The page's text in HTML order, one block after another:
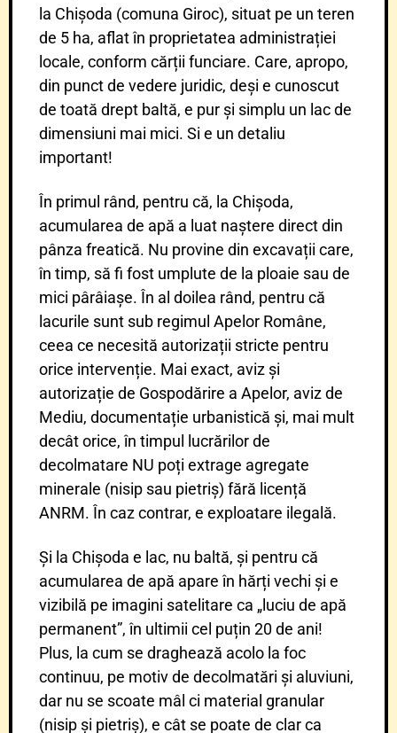
la Chișoda (comuna Giroc), situat pe un teren
de 5 ha, aflat în proprietatea administrației
locale, conform cărții funciare. Care, apropo,
din punct de vedere juridic, deși e cunoscut
de toată drept baltă, e pur și simplu un lac de
dimensiuni mai mici. Si e un detaliu
important!
În primul rând, pentru că, la Chișoda,
acumularea de apă a luat naștere direct din
pânza freatică. Nu provine din excavații care,
în timp, să fi fost umplute de la ploaie sau de
mici pârâiașe. În al doilea rând, pentru că
lacurile sunt sub regimul Apelor Române,
ceea ce necesită autorizații stricte pentru
orice intervenție. Mai exact, aviz și
autorizație de Gospodărire a Apelor, aviz de
Mediu, documentație urbanistică și, mai mult
decât orice, în timpul lucrărilor de
decolmatare NU poți extrage agregate
minerale (nisip sau pietriș) fără licență
ANRM. În caz contrar, e exploatare ilegală.
Și la Chișoda e lac, nu baltă, și pentru că
acumularea de apă apare în hărți vechi și e
vizibilă pe imagini satelitare ca „luciu de apă
permanent”, în ultimii cel puțin 20 de ani!
Plus, la cum se draghează acolo la foc
continuu, pe motiv de decolmatări și aluviuni,
dar nu se scoate mâl ci material granular
(nisip și pietriș), e cât se poate de clar ca